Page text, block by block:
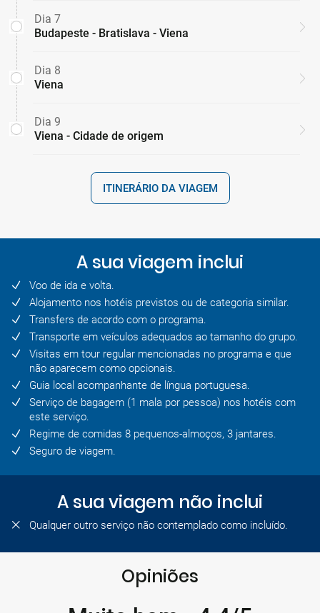
Dia 7
Budapeste - Bratislava - Viena
Dia 8
Viena
Dia 9
Viena - Cidade de origem
ITINERÁRIO DA VIAGEM
A sua viagem inclui
Voo de ida e volta.
Alojamento nos hotéis previstos ou de categoria similar.
Transfers de acordo com o programa.
Transporte em veículos adequados ao tamanho do grupo.
Visitas em tour regular mencionadas no programa e que
não aparecem como opcionais.
Guia local acompanhante de língua portuguesa.
Serviço de bagagem (1 mala por pessoa) nos hotéis com
este serviço.
Regime de comidas 8 pequenos-almoços, 3 jantares.
Seguro de viagem.
A sua viagem não inclui
Qualquer outro serviço não contemplado como incluído.
Opiniões